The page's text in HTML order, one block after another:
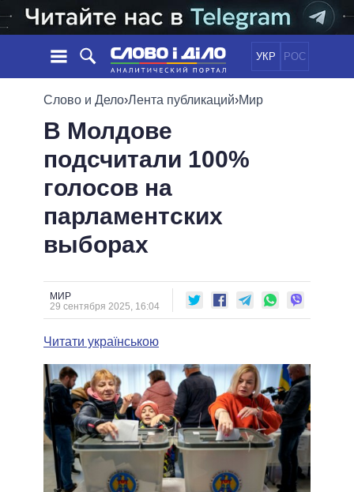
УКР РОС
НОВОСТИ
ЛЕНТА
СОБЫТИЯ
СТАТЬИ
ОБЗОРЫ
ДАЙДЖЕСТЫ
ЭКОНОМИКА
ОБЕЩАНИЯ
ПОЛИТИКИ
ПРЕЗИДЕНТ И ОФИС
ВЕРХОВНАЯ РАДА
ГЛАВЫ ОБЛАДМИНИСТРАЦИЙ
МЭРЫ
ВСЕ ПЕРСОНЫ
СРАВНЕНИЕ ПОЛИТИКОВ
Слово и Дело›Лента публикаций›Мир
В Молдове
подсчитали 100%
голосов на
парламентских
выборах
МИР
29 сентября 2025, 16:04
Читати українською